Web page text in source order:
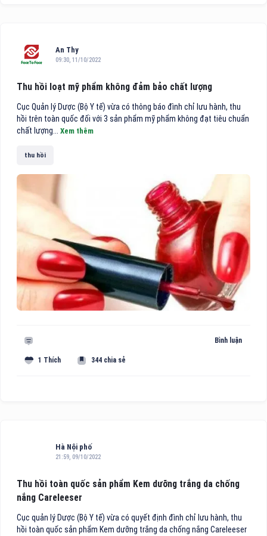
An Thy
09:30, 11/10/2022
Thu hồi loạt mỹ phẩm không đảm bảo chất lượng
Cục Quản lý Dược (Bộ Y tế) vừa có thông báo đình chỉ lưu hành, thu
hồi trên toàn quốc đối với 3 sản phẩm mỹ phẩm không đạt tiêu chuẩn
chất lượng... Xem thêm
thu hồi
Bình luận
1 Thích 344 chia sẻ
Hà Nội phố
21:59, 09/10/2022
Thu hồi toàn quốc sản phẩm Kem dưỡng trắng da chống
nắng Careleeser
Cục quản lý Dược (Bộ Y tế) vừa có quyết định đình chỉ lưu hành, thu
hồi toàn quốc sản phẩm Kem dưỡng trắng da chống nắng Careleeser